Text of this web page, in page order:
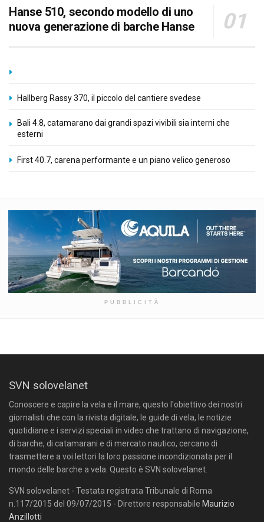
Hanse 510, secondo modello di uno
nuova generazione di barche Hanse
Hallberg Rassy 370, il piccolo del cantiere svedese
Bali 4.8, catamarano dai grandi spazi vivibili sia interni che
esterni
First 40.7, carena performante e un piano velico generoso
PUBBLICITÀ
SVN solovelanet
Conoscere e capire la vela e il mare, questo l'obiettivo dei nostri
giornalisti che con la rivista digitale, le guide di vela, le notizie
quotidiane e i servizi speciali in video che trattano di navigazione,
di barche, di catamarani e di mercato nautico, cercano di
trasmettere a voi lettori la loro passione incondizionata per il
mondo delle barche a vela. Questo è SVN solovelanet.
SVN solovelanet - Testata registrata Tribunale di Roma
n.117/2015 del 09/07/2015 - Direttore responsabile Maurizio
Anzillotti